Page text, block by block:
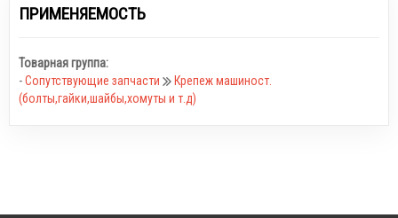
ПРИМЕНЯЕМОСТЬ
Товарная группа:
-Сопутствующие запчасти
Крепеж машиност.
(болты,гайки,шайбы,хомуты и т.д)